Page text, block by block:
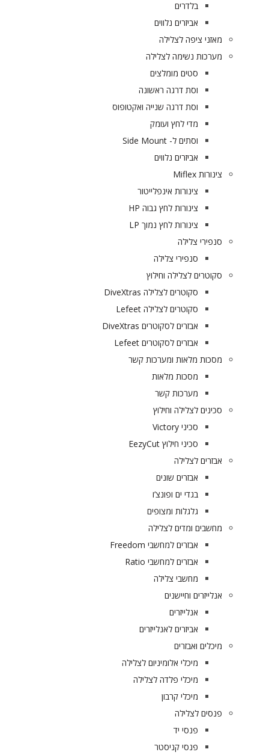
בלדרים
אביזרים נלווים
מאזני ציפה לצלילה
מערכות נשימה לצלילה
סטים מומלצים
וסת דרגה ראשונה
וסת דרגה שנייה ואקטופוס
מדי לחץ ועומק
וסתים ל- Side Mount
אביזרים נלווים
צינורות Miflex
צינורות אינפלייטור
צינורות לחץ גבוה HP
צינורות לחץ נמוך LP
סנפירי צלילה
סנפירי צלילה
סקוטרים לצלילה וחילוץ
סקוטרים לצלילה DiveXtras
סקוטרים לצלילה Lefeet
אבזרים לסקוטרים DiveXtras
אבזרים לסקוטרים Lefeet
מסכות מלאות ומערכות קשר
מסכות מלאות
מערכות קשר
סכינים לצלילה וחילוץ
סכיני Victory
סכיני חילוץ EezyCut
אבזרים לצלילה
אבזרים שונים
בגדי ים ופונצ’ו
גלגלות ומצופים
מחשבים ומדים לצלילה
אבזרים למחשבי Freedom
אבזרים למחשבי Ratio
מחשבי צלילה
אנלייזרים וחיישנים
אנלייזרים
אביזרים לאנלייזרים
מיכלים ואבזרים
מיכלי אלומיניום לצלילה
מיכלי פלדה לצלילה
מיכלי קרבון
פנסים לצלילה
פנסי יד
פנסי קניסטר